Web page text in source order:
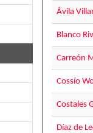
Ávila
Blanco
Carreón
Cossío
Costales
Díaz de